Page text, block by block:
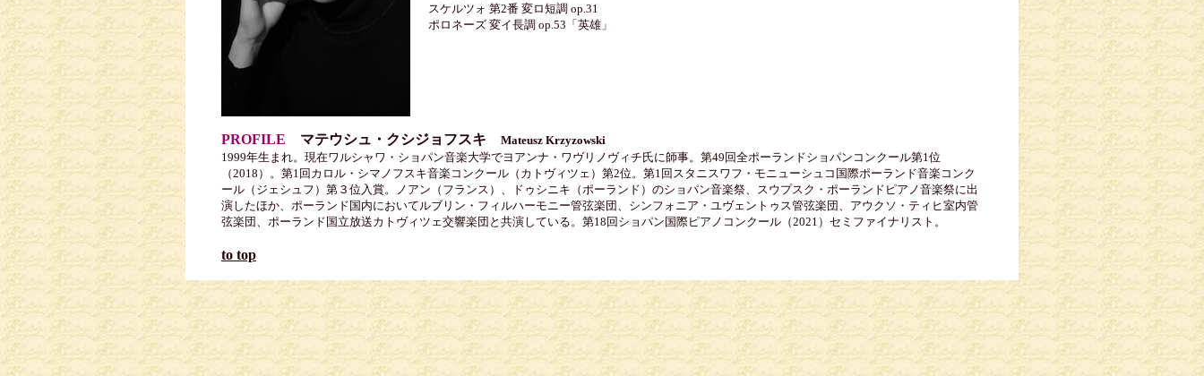
スケルツォ 第2番 変ロ短調 op.31
ポロネーズ 変イ長調 op.53「英雄」
PROFILE マテウシュ・クシジョフスキ
Mateusz Krzyzowski
1999年生まれ。現在ワルシャワ・ショパン音楽大学でヨアンナ・ワヴリノヴィチ氏に師事。第49回全ポーランドショパンコンクール第1位
（2018）。第1回カロル・シマノフスキ音楽コンクール（カトヴィツェ）第2位。第1回スタニスワフ・モニューシュコ国際ポーランド音楽コンク
ール（ジェシュフ）第３位入賞。ノアン（フランス）、ドゥシニキ（ポーランド）のショパン音楽祭、スウプスク・ポーランドピアノ音楽祭に出
演したほか、ポーランド国内においてルブリン・フィルハーモニー管弦楽団、シンフォニア・ユヴェントゥス管弦楽団、アウクソ・ティヒ室内管
弦楽団、ポーランド国立放送カトヴィツェ交響楽団と共演している。第18回ショパン国際ピアノコンクール（2021）セミファイナリスト。
to top